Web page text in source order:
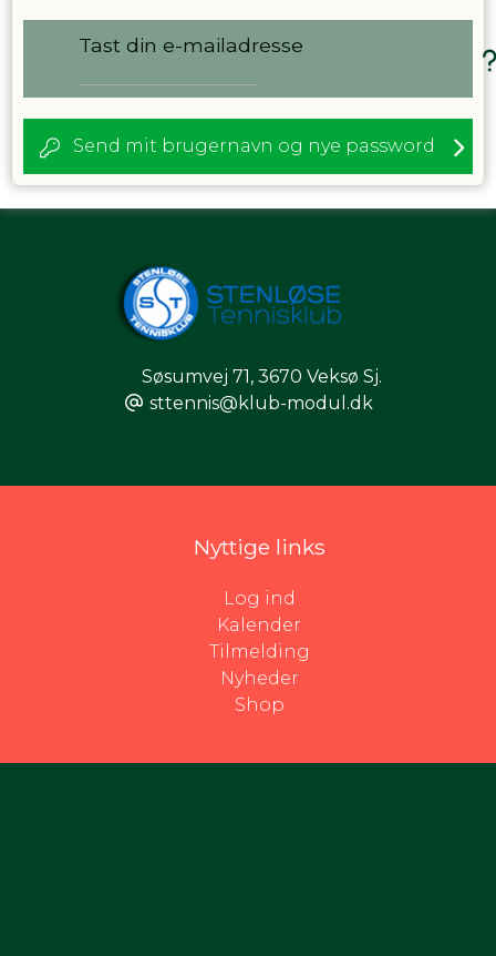
Tast din e-mailadresse
Send mit brugernavn og nye password
Søsumvej 71, 3670 Veksø Sj.
sttennis@klub-modul.dk
Nyttige links
Log ind
Kalender
Tilmelding
Nyheder
Shop